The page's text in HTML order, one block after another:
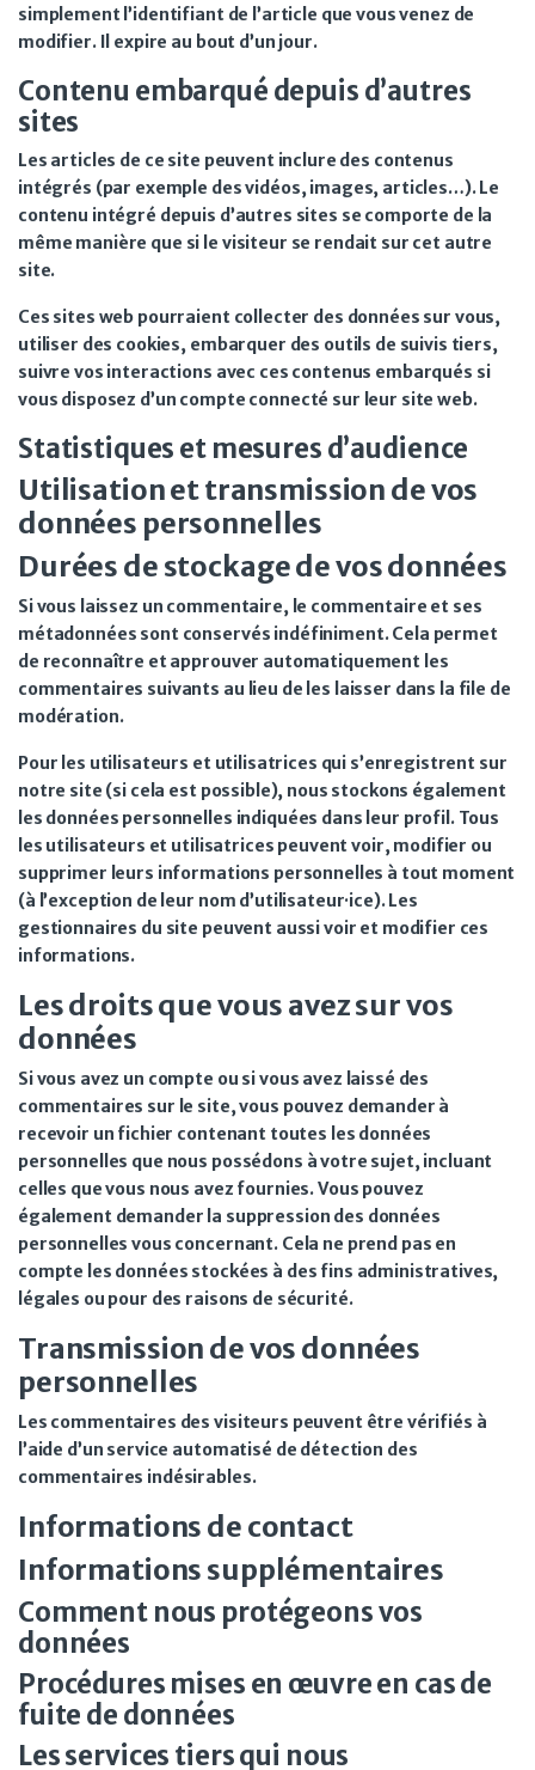
simplement l’identifiant de l’article que vous venez de
modifier. Il expire au bout d’un jour.
Contenu embarqué depuis d’autres
sites
Les articles de ce site peuvent inclure des contenus
intégrés (par exemple des vidéos, images, articles…). Le
contenu intégré depuis d’autres sites se comporte de la
même manière que si le visiteur se rendait sur cet autre
site.
Ces sites web pourraient collecter des données sur vous,
utiliser des cookies, embarquer des outils de suivis tiers,
suivre vos interactions avec ces contenus embarqués si
vous disposez d’un compte connecté sur leur site web.
Statistiques et mesures d’audience
Utilisation et transmission de vos
données personnelles
Durées de stockage de vos données
Si vous laissez un commentaire, le commentaire et ses
métadonnées sont conservés indéfiniment. Cela permet
de reconnaître et approuver automatiquement les
commentaires suivants au lieu de les laisser dans la file de
modération.
Pour les utilisateurs et utilisatrices qui s’enregistrent sur
notre site (si cela est possible), nous stockons également
les données personnelles indiquées dans leur profil. Tous
les utilisateurs et utilisatrices peuvent voir, modifier ou
supprimer leurs informations personnelles à tout moment
(à l’exception de leur nom d’utilisateur·ice). Les
gestionnaires du site peuvent aussi voir et modifier ces
informations.
Les droits que vous avez sur vos
données
Si vous avez un compte ou si vous avez laissé des
commentaires sur le site, vous pouvez demander à
recevoir un fichier contenant toutes les données
personnelles que nous possédons à votre sujet, incluant
celles que vous nous avez fournies. Vous pouvez
également demander la suppression des données
personnelles vous concernant. Cela ne prend pas en
compte les données stockées à des fins administratives,
légales ou pour des raisons de sécurité.
Transmission de vos données
personnelles
Les commentaires des visiteurs peuvent être vérifiés à
l’aide d’un service automatisé de détection des
commentaires indésirables.
Informations de contact
Informations supplémentaires
Comment nous protégeons vos
données
Procédures mises en œuvre en cas de
fuite de données
Les services tiers qui nous